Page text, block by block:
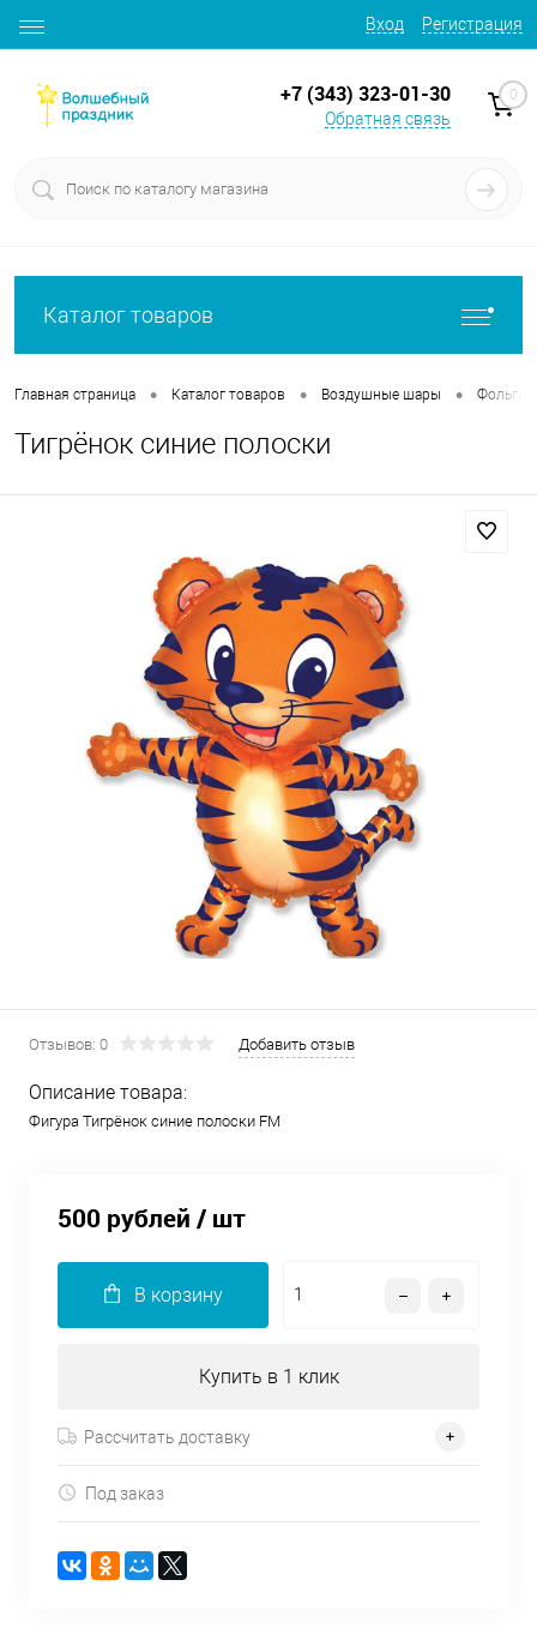
Вход Регистрация
+7 (343) 323-01-30
Обратная связь
0
Каталог товаров
Главная страница • Каталог товаров • Воздушные шары •
Тигрёнок синие полоски
Отзывов: 0 Добавить отзыв
Описание товара:
Фигура Тигрёнок синие полоски FM
500 рублей / шт
В корзину
Купить в 1 клик
Рассчитать доставку
Под заказ